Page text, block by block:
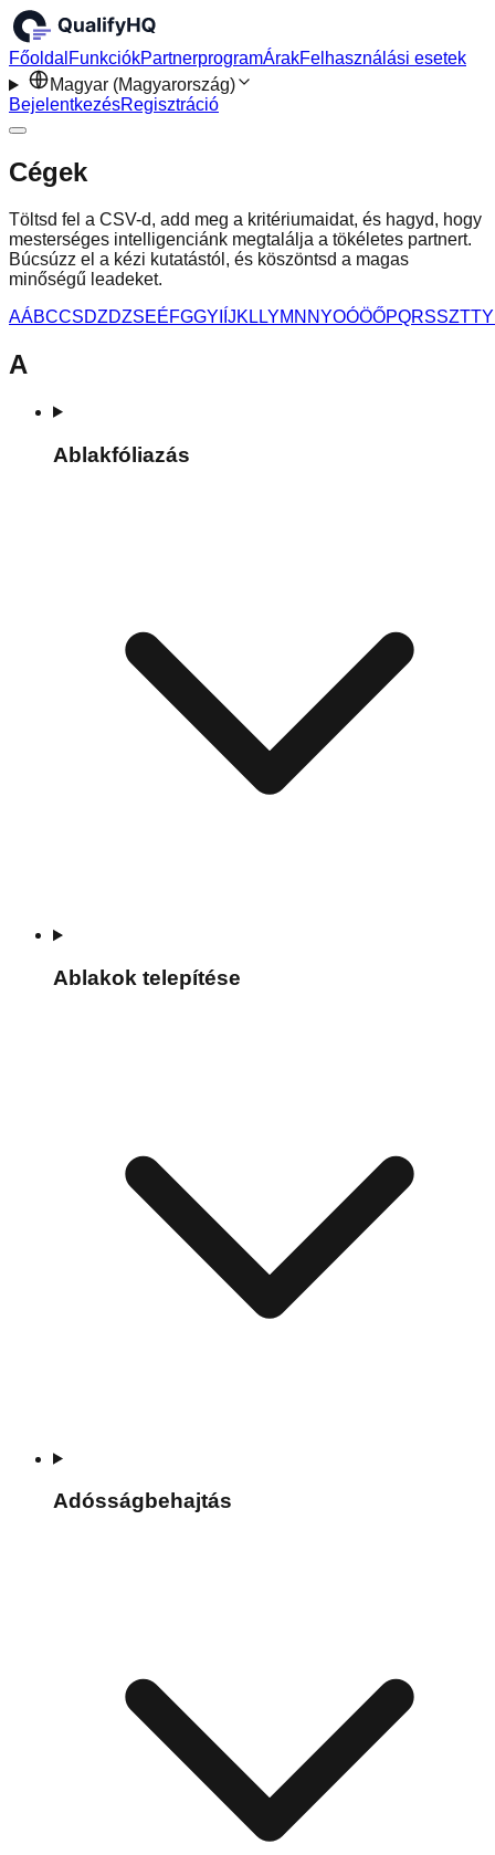
Főoldal FunkciókPartnerprogramÁrakFelhasználási esetek
Magyar (Magyarország)
BejelentkezésRegisztráció
Cégek
Töltsd fel a CSV-d, add meg a kritériumaidat, és hagyd, hogy
mesterséges intelligenciánk megtalálja a tökéletes partnert.
Búcsúzz el a kézi kutatástól, és köszöntsd a magas
minőségű leadeket.
AÁBCCSDZDZSEÉFGGY JK L LYM N NYOÓÖŐPQRSSZTTY
A
Ablakfóliazás
Ablakok telepítése
Adósságbehajtás